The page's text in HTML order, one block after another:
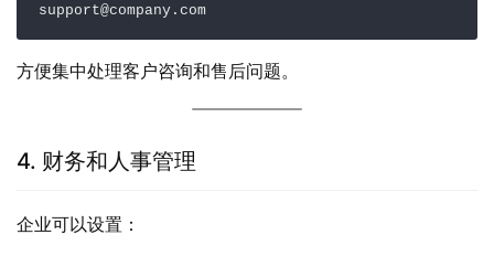
support@company.com
方便集中处理客户咨询和售后问题。
4. 财务和人事管理
企业可以设置：